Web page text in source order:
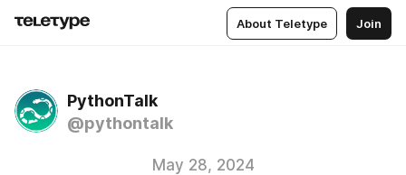
About Teletype Join
PythonTalk
@pythontalk
May 28, 2024